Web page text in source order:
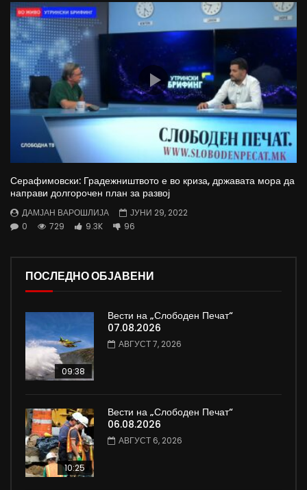
Серафимовски: Градежништвото е во криза, државата мора да
направи долгорочен план за развој
ДАМЈАН ВАРОШЛИЈА
ЈУНИ 29, 2022
0
729 9.3K 96
ПОСЛЕДНО ОБЈАВЕНИ
09:38
Вести на „Слободен Печат“
07.08.2026
АВГУСТ 7, 2026
10:25
Вести на „Слободен Печат“
06.08.2026
АВГУСТ 6, 2026